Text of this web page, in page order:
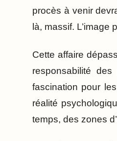
procès à venir
là, massif. L’image
Cette affaire
responsabilité
fascination pour
réalité
temps, des zones